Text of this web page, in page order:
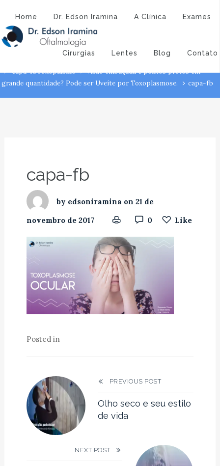
Home Dr. Edson Iramina A Clínica Exames
Cirurgias Lentes Blog Contato
capa-fb
Dr. Edson Iramina - Oftalmologia
pretos em grande quantidade? Pode ser Uveíte por Toxoplasmose.
capa-fbToxoplasmo
Visão embaçada e pontos pretos em
grande quantidade? Pode ser Uveíte por Toxoplasmose.
capa-fb
capa-fb
by edsoniramina on 21 de
novembro de 2017
0 Like
Posted in
PREVIOUS POST
Olho seco e seu estilo
de vida
NEXT POST